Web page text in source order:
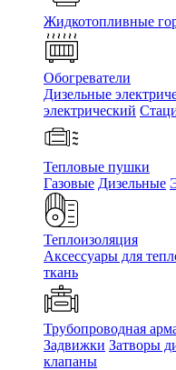
Жидкотопливные
Обогреватели
Дизельные
электрический
Тепловые пушки
Газовые Дизельные
Теплоизоляция
Аксессуары для
ткань
Трубопроводная
Задвижки Затворы
клапаны